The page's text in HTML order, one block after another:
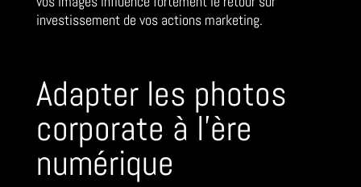
investissement de vos actions marketing.
Adapter les photos
corporate à l’ère
numérique